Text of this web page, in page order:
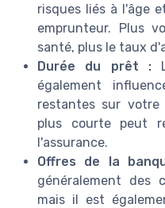
risques liés à l'âge
emprunteur. Plus
santé, plus le taux
Durée du prêt :
également
restantes sur votre
plus courte peut
l'assurance.
Offres de la
généralement des
mais il est